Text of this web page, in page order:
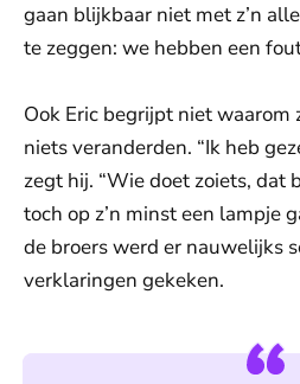
gaan blijkbaar niet met z’n
te zeggen: we hebben een
Ook Eric begrijpt niet waarom
niets veranderden. “Ik heb
zegt hij. “Wie doet zoiets, dat
toch op z’n minst een lampje
de broers werd er nauwelijks
verklaringen gekeken.